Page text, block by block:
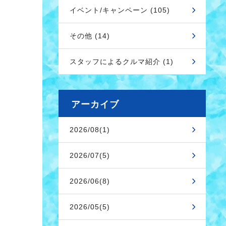
イベント/キャンペーン (105)
その他 (14)
スタッフによるクルマ紹介 (1)
アーカイブ
2026/08(1)
2026/07(5)
2026/06(8)
2026/05(5)